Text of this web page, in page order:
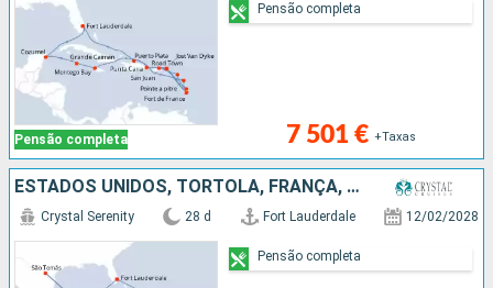
Pensão completa 7 501 € +Taxas
Pensão completa
ESTADOS UNIDOS, TORTOLA, FRANÇA, DOMINICA, PORTO RICO, ANTÍGUA E BARBUDA, GUADALUPE, SANTA LÚCIA, GRENADA, BONAIRE, ARUBA, COLÔMBIA, PANAMA, COSTA RICA, HONDURAS, SÃO TOMÁS, BELIZE, CARAIBAS - MEXICO
Crystal Serenity 28 d Fort Lauderdale 12/02/2028
Pensão completa